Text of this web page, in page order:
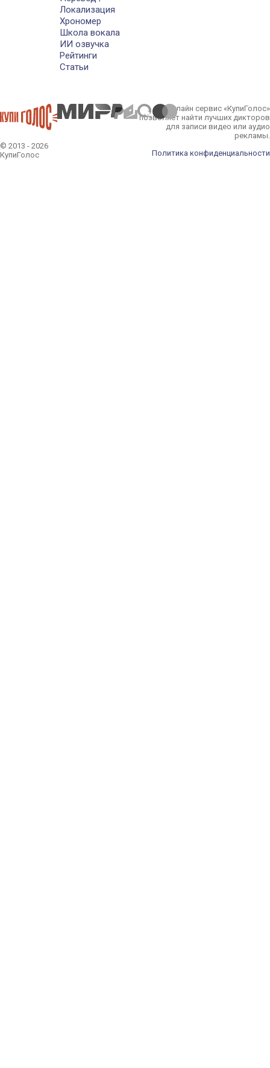
Локализация
Хрономер
Школа вокала
ИИ озвучка
Рейтинги
Статьи
© 2013 - 2026
КупиГолос
Онлайн сервис «КупиГолос»
позволяет найти лучших дикторов
для записи видео или аудио
рекламы.
Политика конфиденциальности